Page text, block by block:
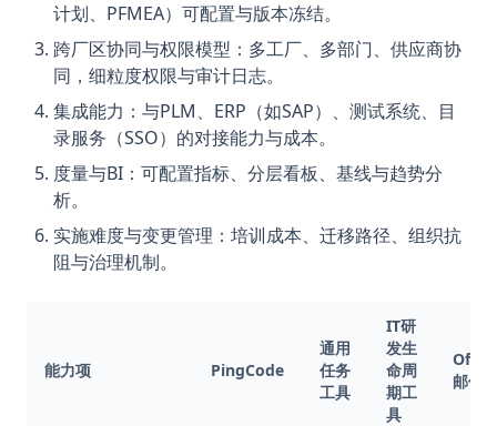
计划、PFMEA）可配置与版本冻结。
跨厂区协同与权限模型：多工厂、多部门、供应商协
同，细粒度权限与审计日志。
集成能力：与PLM、ERP（如SAP）、测试系统、目
录服务（SSO）的对接能力与成本。
度量与BI：可配置指标、分层看板、基线与趋势分
析。
实施难度与变更管理：培训成本、迁移路径、组织抗
阻与治理机制。
能力项 PingCode
通用
任务
工具
IT研
发生
命周
期工
具
邮件